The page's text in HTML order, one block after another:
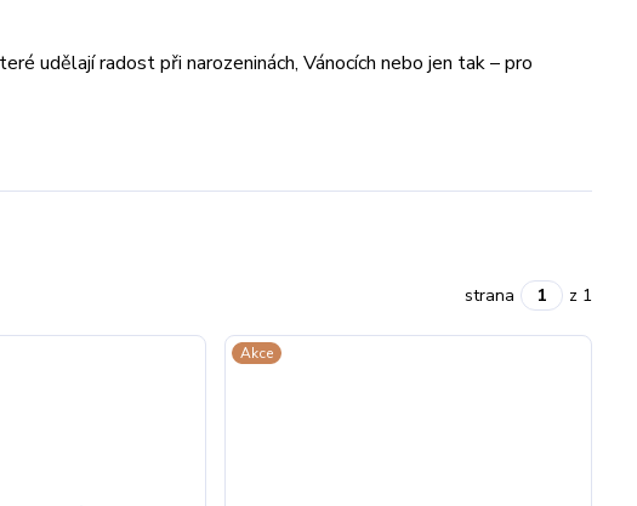
udělají radost při narozeninách, Vánocích nebo jen tak – pro
strana z 1
Akce